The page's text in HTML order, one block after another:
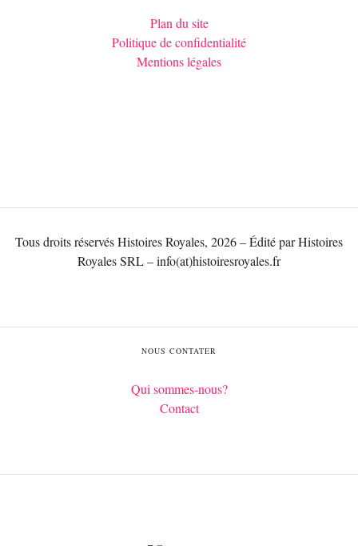
Plan du site
Politique de confidentialité
Mentions légales
Tous droits réservés Histoires Royales, 2026 – Édité par Histoires
Royales SRL – info(at)histoiresroyales.fr
NOUS CONTATER
Qui sommes-nous?
Contact